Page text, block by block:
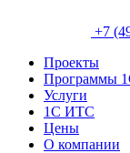
+7
Проекты
Программы
Услуги
1С ИТС
Цены
О компании